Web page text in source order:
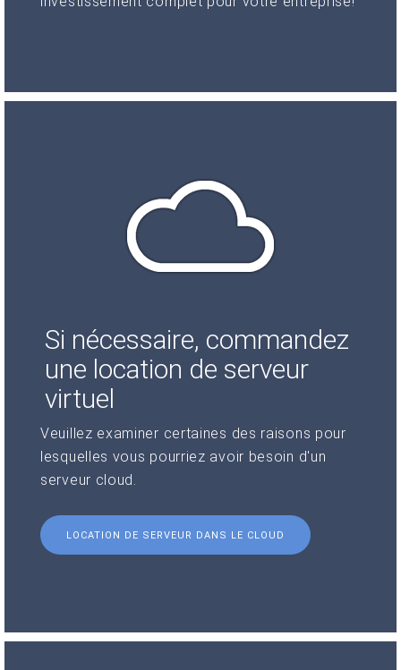
Si nécessaire, commandez
une location de serveur
virtuel
Veuillez examiner certaines des raisons pour
lesquelles vous pourriez avoir besoin d'un
serveur cloud.
LOCATION DE SERVEUR DANS LE CLOUD